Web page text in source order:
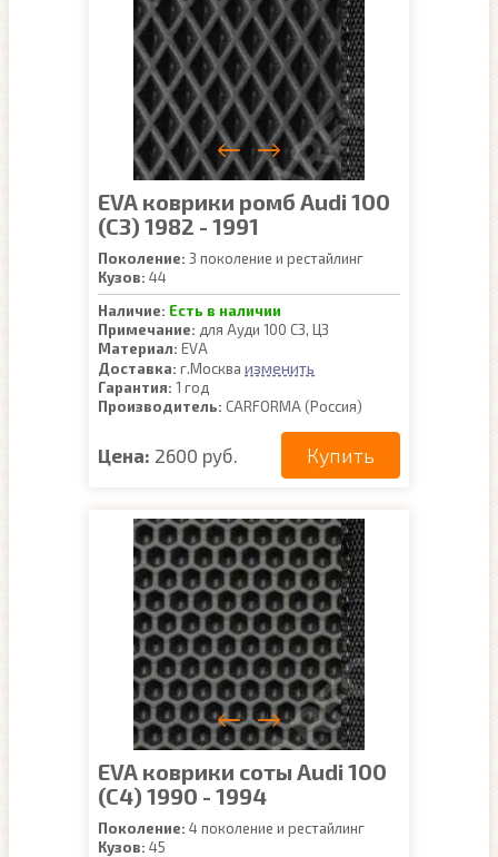
EVA коврики ромб Audi 100
(C3) 1982 - 1991
Поколение: 3 поколение и рестайлинг
Кузов: 44
Наличие: Есть в наличии
Примечание: для Ауди 100 С3, Ц3
Материал: EVA
Доставка: г.Москва изменить
Гарантия: 1 год
Производитель: CARFORMA (Россия)
Цена: 2600 руб. Купить
EVA коврики соты Audi 100
(C4) 1990 - 1994
Поколение: 4 поколение и рестайлинг
Кузов: 45